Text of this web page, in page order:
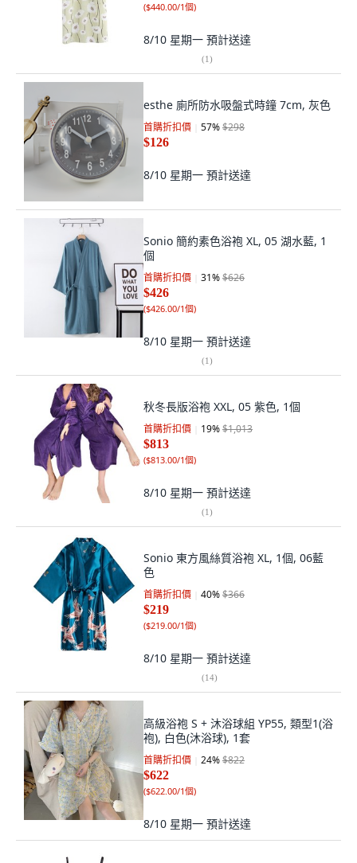
($440.00/1個)
8/10 星期一 預計送達
(1)
esthe 廁所防水吸盤式時鐘 7cm, 灰色
首購折扣價 57%$298
$126
8/10 星期一 預計送達
Sonio 簡約素色浴袍 XL, 05 湖水藍, 1
個
首購折扣價 31%$626
$426
($426.00/1個)
8/10 星期一 預計送達
(1)
秋冬長版浴袍 XXL, 05 紫色, 1個
首購折扣價 19%$1,013
$813
($813.00/1個)
8/10 星期一 預計送達
(1)
Sonio 東方風絲質浴袍 XL, 1個, 06藍
色
首購折扣價 40%$366
$219
($219.00/1個)
8/10 星期一 預計送達
(14)
高級浴袍 S + 沐浴球組 YP55, 類型1(浴
袍), 白色(沐浴球), 1套
首購折扣價 24%$822
$622
($622.00/1個)
8/10 星期一 預計送達